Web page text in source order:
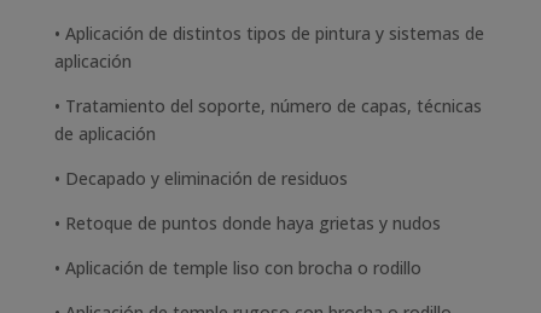
• Aplicación de distintos tipos de pintura y sistemas de
aplicación
• Tratamiento del soporte, número de capas, técnicas
de aplicación
• Decapado y eliminación de residuos
• Retoque de puntos donde haya grietas y nudos
• Aplicación de temple liso con brocha o rodillo